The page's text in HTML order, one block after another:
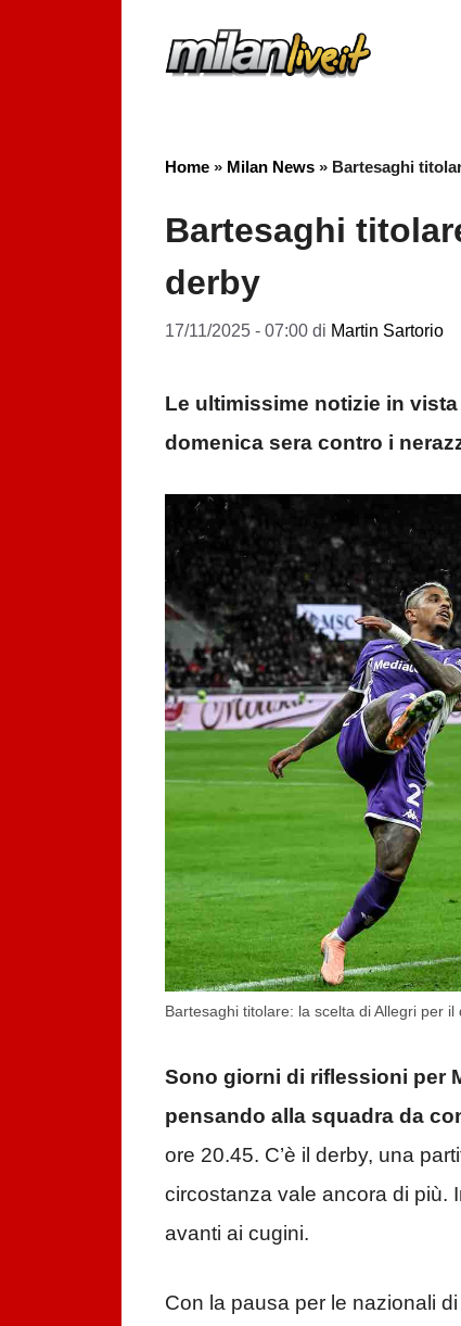
Home » Milan News » Bartesaghi
Bartesaghi
derby
17/11/2025 - 07:00 di Martin Sartorio
Le ultimissime notizie in
domenica sera contro i
Bartesaghi titolare: la scelta di Allegri per
Sono giorni di riflessioni per
pensando alla squadra da
ore 20.45. C’è il derby, una
circostanza vale ancora di più.
avanti ai cugini.
Con la pausa per le nazionali